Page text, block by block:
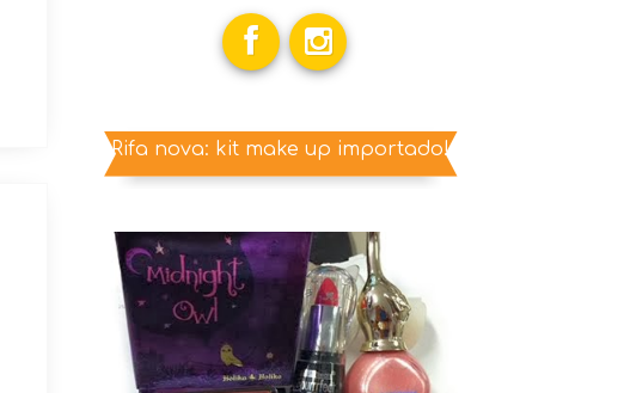
Rifa nova: kit make up importado!